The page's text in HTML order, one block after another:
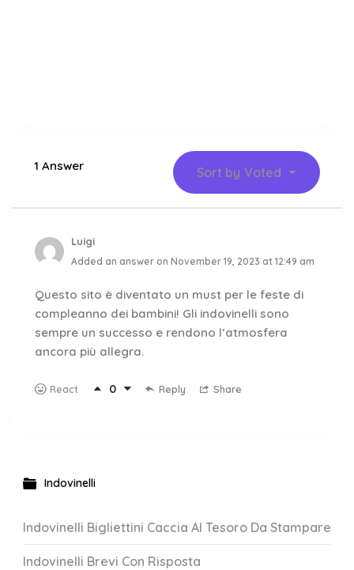
1 Answer Sort by Voted
Luigi
Added an answer on November 19, 2023 at 12:49 am
Questo sito è diventato un must per le feste di
compleanno dei bambini! Gli indovinelli sono
sempre un successo e rendono l’atmosfera
ancora più allegra.
React 0 Reply Share
Indovinelli
Indovinelli Bigliettini Caccia Al Tesoro Da Stampare
Indovinelli Brevi Con Risposta